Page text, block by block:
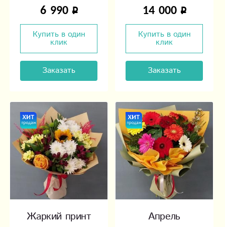
6 990
Купить в один
клик
Заказать
14 000
Купить в один
клик
Заказать
Жаркий принт Апрель